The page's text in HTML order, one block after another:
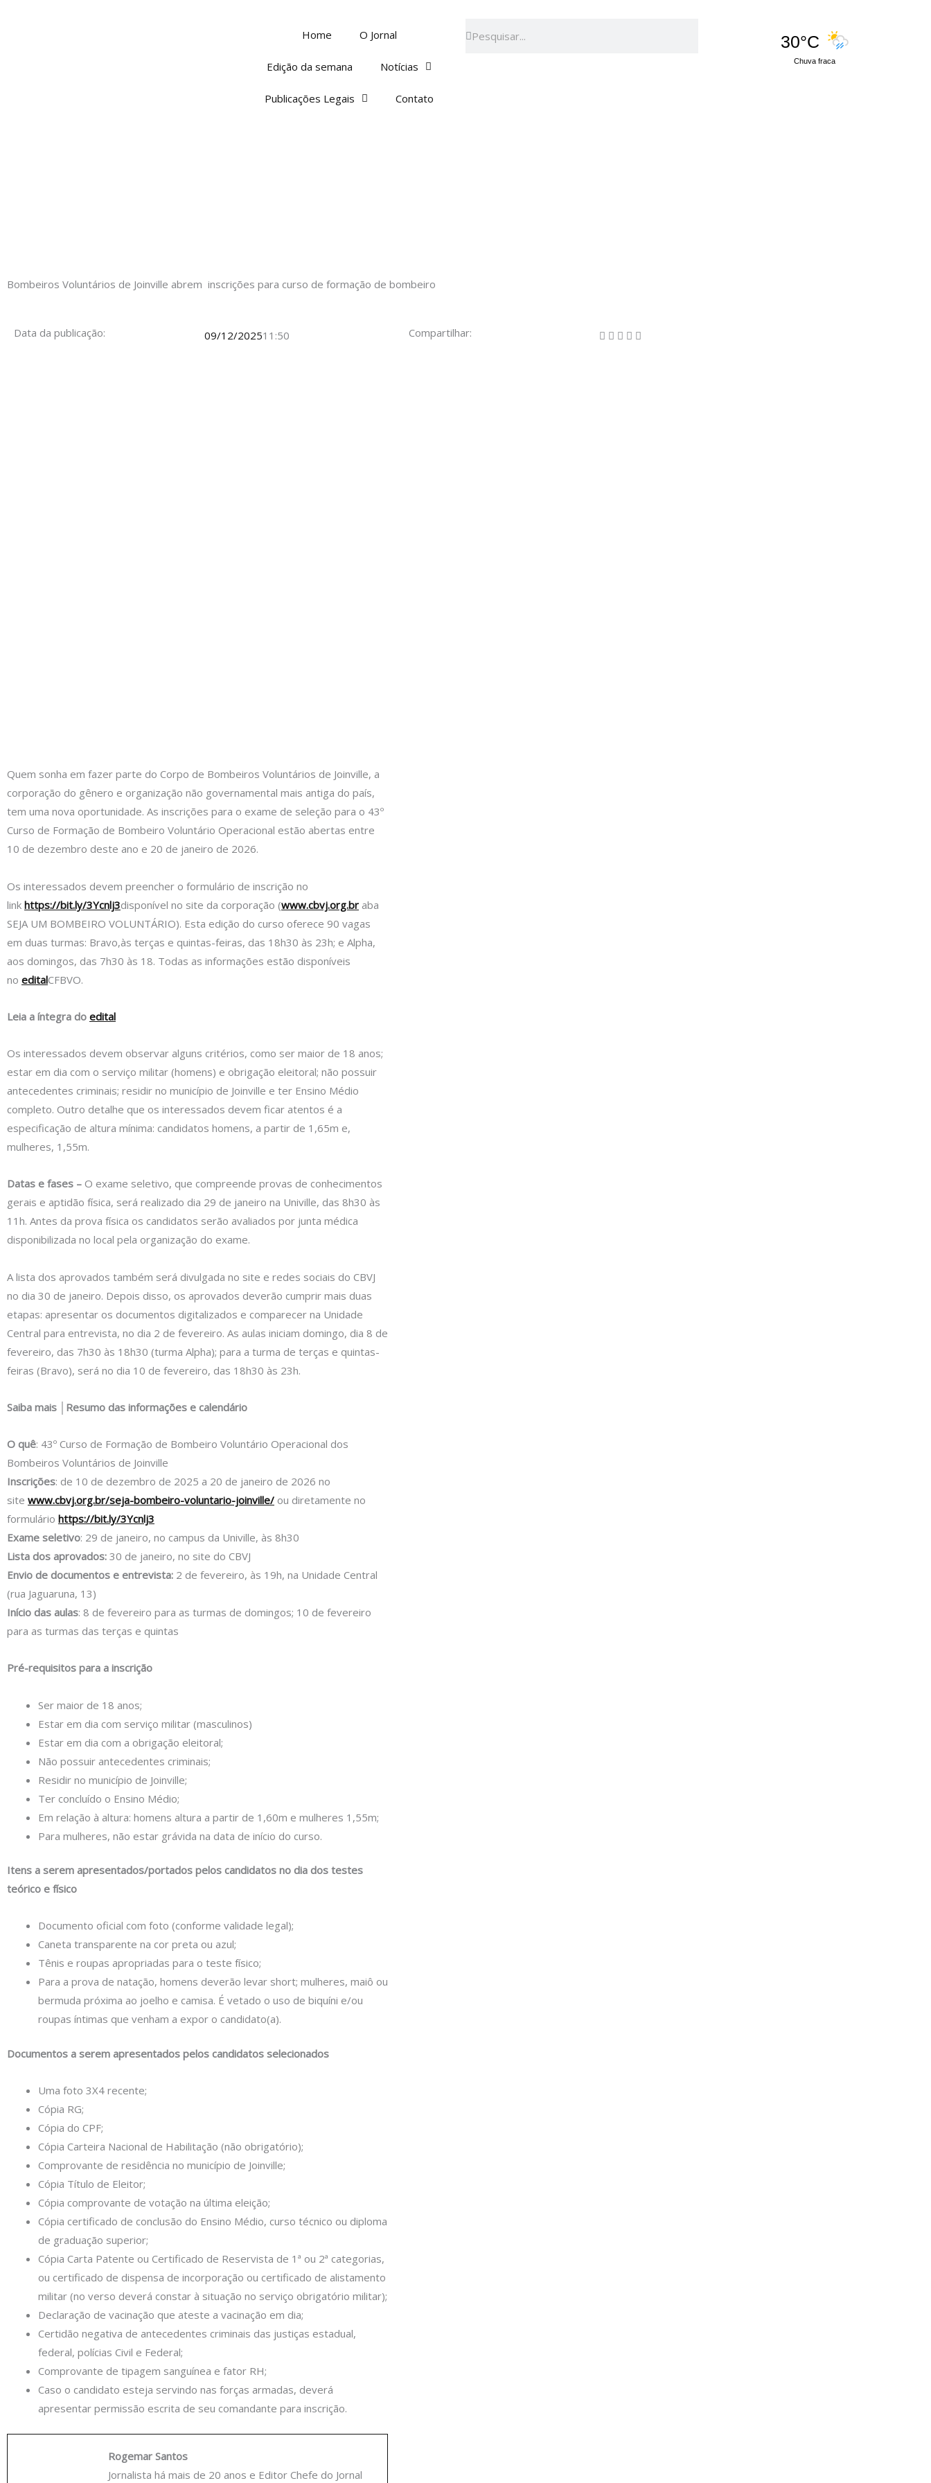
Home O Jornal
Edição da semana Notícias
Publicações Legais Contato
30°C
Chuva fraca
Bombeiros Voluntários de Joinville abrem inscrições para curso de formação de bombeiro
Data da publicação: 09/12/202511:50
Quem sonha em fazer parte do Corpo de Bombeiros Voluntários de Joinville, a
corporação do gênero e organização não governamental mais antiga do país,
tem uma nova oportunidade. As inscrições para o exame de seleção para o 43º
Curso de Formação de Bombeiro Voluntário Operacional estão abertas entre
10 de dezembro deste ano e 20 de janeiro de 2026.
Os interessados devem preencher o formulário de inscrição no
link https://bit.ly/3Ycnlj3disponível no site da corporação (www.cbvj.org.br aba
SEJA UM BOMBEIRO VOLUNTÁRIO). Esta edição do curso oferece 90 vagas
em duas turmas: Bravo,às terças e quintas-feiras, das 18h30 às 23h; e Alpha,
aos domingos, das 7h30 às 18. Todas as informações estão disponíveis
no editalCFBVO.
Leia a íntegra do edital
Os interessados devem observar alguns critérios, como ser maior de 18 anos;
estar em dia com o serviço militar (homens) e obrigação eleitoral; não possuir
antecedentes criminais; residir no município de Joinville e ter Ensino Médio
completo. Outro detalhe que os interessados devem ficar atentos é a
especificação de altura mínima: candidatos homens, a partir de 1,65m e,
mulheres, 1,55m.
Datas e fases – O exame seletivo, que compreende provas de conhecimentos
gerais e aptidão física, será realizado dia 29 de janeiro na Univille, das 8h30 às
11h. Antes da prova física os candidatos serão avaliados por junta médica
disponibilizada no local pela organização do exame.
A lista dos aprovados também será divulgada no site e redes sociais do CBVJ
no dia 30 de janeiro. Depois disso, os aprovados deverão cumprir mais duas
etapas: apresentar os documentos digitalizados e comparecer na Unidade
Central para entrevista, no dia 2 de fevereiro. As aulas iniciam domingo, dia 8 de
fevereiro, das 7h30 às 18h30 (turma Alpha); para a turma de terças e quintas-
feiras (Bravo), será no dia 10 de fevereiro, das 18h30 às 23h.
Saiba mais │Resumo das informações e calendário
O quê: 43º Curso de Formação de Bombeiro Voluntário Operacional dos
Bombeiros Voluntários de Joinville
Inscrições: de 10 de dezembro de 2025 a 20 de janeiro de 2026 no
site www.cbvj.org.br/seja-bombeiro-voluntario-joinville/ ou diretamente no
formulário https://bit.ly/3Ycnlj3
Exame seletivo: 29 de janeiro, no campus da Univille, às 8h30
Lista dos aprovados: 30 de janeiro, no site do CBVJ
Envio de documentos e entrevista: 2 de fevereiro, às 19h, na Unidade Central
(rua Jaguaruna, 13)
Início das aulas: 8 de fevereiro para as turmas de domingos; 10 de fevereiro
para as turmas das terças e quintas
Pré-requisitos para a inscrição
Ser maior de 18 anos;
Estar em dia com serviço militar (masculinos)
Estar em dia com a obrigação eleitoral;
Não possuir antecedentes criminais;
Residir no município de Joinville;
Ter concluído o Ensino Médio;
Em relação à altura: homens altura a partir de 1,60m e mulheres 1,55m;
Para mulheres, não estar grávida na data de início do curso.
Itens a serem apresentados/portados pelos candidatos no dia dos testes
teórico e físico
Documento oficial com foto (conforme validade legal);
Caneta transparente na cor preta ou azul;
Tênis e roupas apropriadas para o teste físico;
Para a prova de natação, homens deverão levar short; mulheres, maiô ou
bermuda próxima ao joelho e camisa. É vetado o uso de biquíni e/ou
roupas íntimas que venham a expor o candidato(a).
Documentos a serem apresentados pelos candidatos selecionados
Uma foto 3X4 recente;
Cópia RG;
Cópia do CPF;
Cópia Carteira Nacional de Habilitação (não obrigatório);
Comprovante de residência no município de Joinville;
Cópia Título de Eleitor;
Cópia comprovante de votação na última eleição;
Cópia certificado de conclusão do Ensino Médio, curso técnico ou diploma
de graduação superior;
Cópia Carta Patente ou Certificado de Reservista de 1ª ou 2ª categorias,
ou certificado de dispensa de incorporação ou certificado de alistamento
militar (no verso deverá constar à situação no serviço obrigatório militar);
Declaração de vacinação que ateste a vacinação em dia;
Certidão negativa de antecedentes criminais das justiças estadual,
federal, polícias Civil e Federal;
Comprovante de tipagem sanguínea e fator RH;
Caso o candidato esteja servindo nas forças armadas, deverá
apresentar permissão escrita de seu comandante para inscrição.
Rogemar Santos
Jornalista há mais de 20 anos e Editor Chefe do Jornal
Compartilhar: